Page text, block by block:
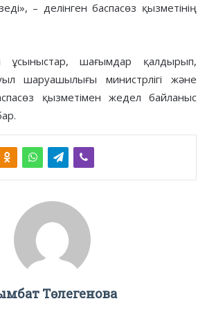
– делінген баспасөз қызметінің
ұсыныстар, шағымдар қалдырып,
шаруашылығы министрлігі және
қызметімен жедел байланыс
Төлегенова